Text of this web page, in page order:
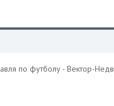
по футболу - Вектор-